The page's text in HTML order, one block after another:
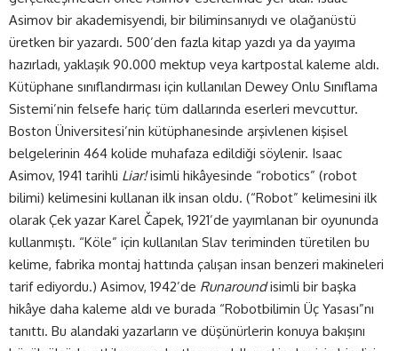
Asimov bir akademisyendi, bir biliminsanıydı ve olağanüstü
üretken bir yazardı. 500’den fazla kitap yazdı ya da yayıma
hazırladı, yaklaşık 90.000 mektup veya kartpostal kaleme aldı.
Kütüphane sınıflandırması için kullanılan Dewey Onlu Sınıflama
Sistemi’nin felsefe hariç tüm dallarında eserleri mevcuttur.
Boston Üniversitesi’nin kütüphanesinde arşivlenen kişisel
belgelerinin 464 kolide muhafaza edildiği söylenir. Isaac
Asimov, 1941 tarihli Liar!isimli hikâyesinde “robotics” (robot
bilimi) kelimesini kullanan ilk insan oldu. (“Robot” kelimesini ilk
olarak Çek yazar Karel Čapek, 1921’de yayımlanan bir oyununda
kullanmıştı. “Köle” için kullanılan Slav teriminden türetilen bu
kelime, fabrika montaj hattında çalışan insan benzeri makineleri
tarif ediyordu.) Asimov, 1942’de Runaroundisimli bir başka
hikâye daha kaleme aldı ve burada “Robotbilimin Üç Yasası”nı
tanıttı. Bu alandaki yazarların ve düşünürlerin konuya bakışını